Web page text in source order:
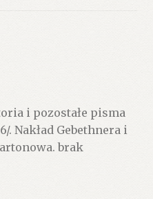
i pozostałe pisma
. Nakład Gebethnera i
brak